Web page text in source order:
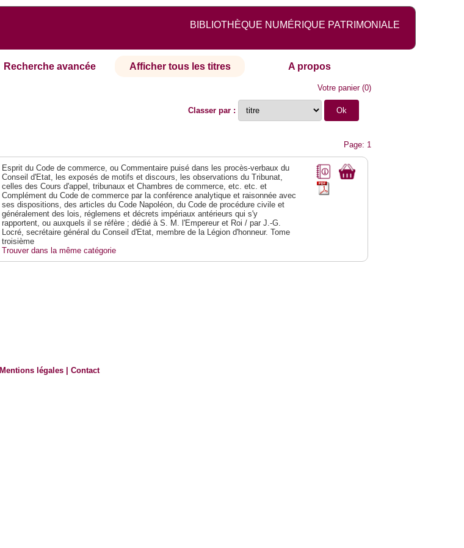
BIBLIOTHÈQUE NUMÉRIQUE PATRIMONIALE
Recherche avancée Afficher tous les titres A propos
Votre panier(0)
Classer par :
Page: 1
Esprit du Code de commerce, ou Commentaire puisé dans les procès-verbaux du
Conseil d'Etat, les exposés de motifs et discours, les observations du Tribunat,
celles des Cours d'appel, tribunaux et Chambres de commerce, etc. etc. et
Complément du Code de commerce par la conférence analytique et raisonnée avec
ses dispositions, des articles du Code Napoléon, du Code de procédure civile et
généralement des lois, réglemens et décrets impériaux antérieurs qui s'y
rapportent, ou auxquels il se réfère ; dédié à S. M. l'Empereur et Roi / par J.-G.
Locré, secrétaire général du Conseil d'Etat, membre de la Légion d'honneur. Tome
troisième
Trouver dans la même catégorie
Mentions légales |Contact